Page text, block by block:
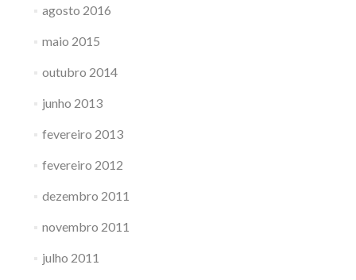
agosto 2016
maio 2015
outubro 2014
junho 2013
fevereiro 2013
fevereiro 2012
dezembro 2011
novembro 2011
julho 2011